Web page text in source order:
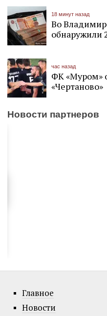
18 минут назад
Во
обнаружили
час назад
ФК «Муром»
«Чертаново»
Новости партнеров
Главное
Новости